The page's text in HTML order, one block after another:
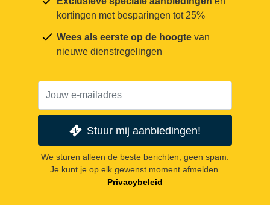
kortingen met besparingen tot 25%
Wees als eerste op de hoogte van
nieuwe dienstregelingen
Stuur mij aanbiedingen!
We sturen alleen de beste berichten, geen spam.
Je kunt je op elk gewenst moment afmelden.
Privacybeleid